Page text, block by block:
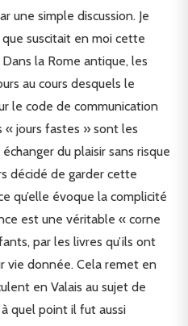
une simple discussion. Je
suscitait en moi cette
la Rome antique, les
au cours desquels le
le code de communication
« jours fastes » sont les
du plaisir sans risque
décidé de garder cette
qu’elle évoque la complicité
est une véritable « corne
par les livres qu’ils ont
vie donnée. Cela remet en
en Valais au sujet de
quel point il fut aussi